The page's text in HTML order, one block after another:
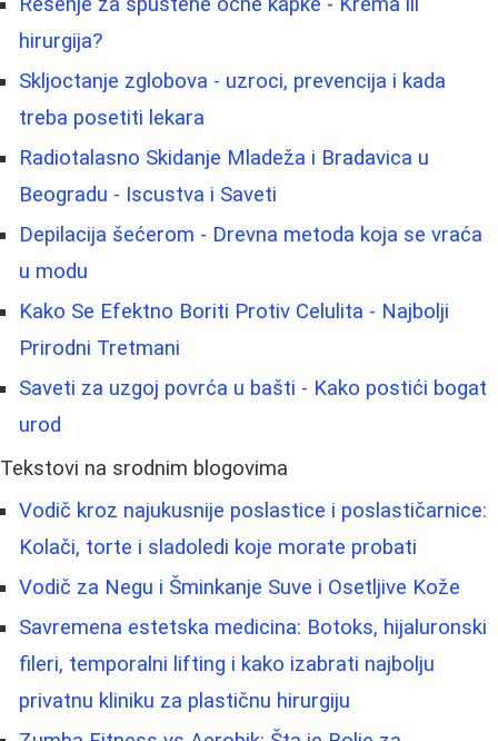
hirurgija?
Skljoctanje zglobova - uzroci, prevencija i kada
treba posetiti lekara
Radiotalasno Skidanje Mladeža i Bradavica u
Beogradu - Iscustva i Saveti
Depilacija šećerom - Drevna metoda koja se vraća
u modu
Kako Se Efektno Boriti Protiv Celulita - Najbolji
Prirodni Tretmani
Saveti za uzgoj povrća u bašti - Kako postići bogat
urod
Tekstovi na srodnim blogovima
Vodič kroz najukusnije poslastice i poslastičarnice:
Kolači, torte i sladoledi koje morate probati
Vodič za Negu i Šminkanje Suve i Osetljive Kože
Savremena estetska medicina: Botoks, hijaluronski
fileri, temporalni lifting i kako izabrati najbolju
privatnu kliniku za plastičnu hirurgiju